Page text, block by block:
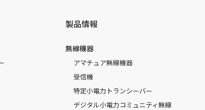
製品情報
無線機器
アマチュア無線機器
受信機
特定小電力トランシーバー
デジタル小電力コミュニティ無線